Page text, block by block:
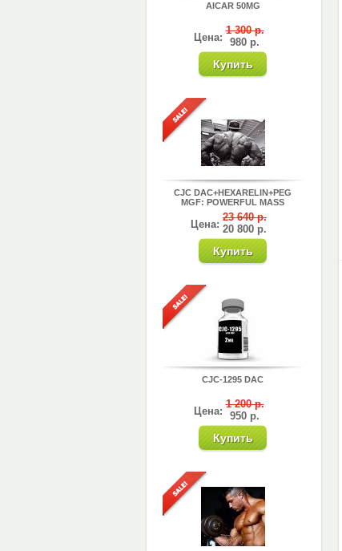
AICAR 50MG
Цена:
1 300 р.
980 р.
CJC DAC+HEXARELIN+PEG
MGF: POWERFUL MASS
Цена:
23 640 р.
20 800 р.
CJC-1295 DAC
Цена:
1 200 р.
950 р.